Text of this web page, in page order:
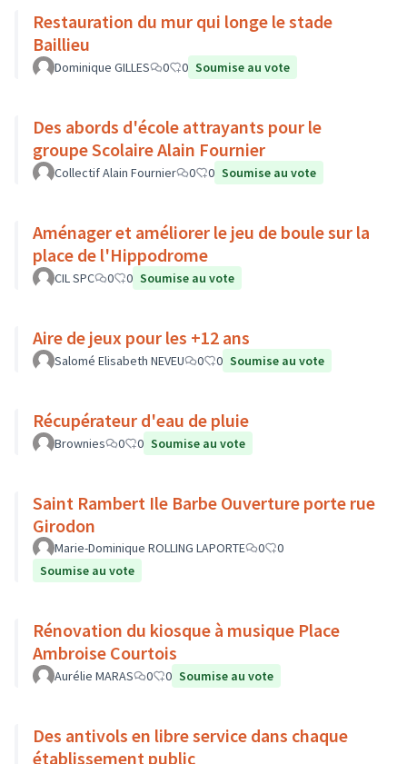
Restauration du mur qui longe le stade
Baillieu
Dominique GILLES 0 0 Soumise au vote
Des abords d'école attrayants pour le
groupe Scolaire Alain Fournier
Collectif Alain Fournier 0 0 Soumise au vote
Aménager et améliorer le jeu de boule sur la
place de l'Hippodrome
CIL SPC 0 0 Soumise au vote
Aire de jeux pour les +12 ans
Salomé Elisabeth NEVEU 0 0 Soumise au vote
Récupérateur d'eau de pluie
Brownies 0 0 Soumise au vote
Saint Rambert Ile Barbe Ouverture porte rue
Girodon
Marie-Dominique ROLLING LAPORTE 0
0
Soumise au vote
Rénovation du kiosque à musique Place
Ambroise Courtois
Aurélie MARAS 0 0 Soumise au vote
Des antivols en libre service dans chaque
établissement public